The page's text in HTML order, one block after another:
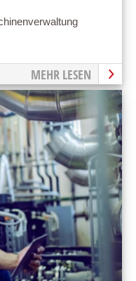
MEHR LESEN